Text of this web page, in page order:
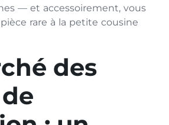
— et accessoirement, vous
rare à la petite cousine
des